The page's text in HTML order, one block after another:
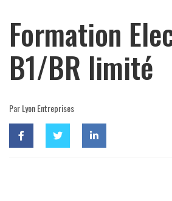
Formation
B1/BR limité
Par Lyon Entreprises